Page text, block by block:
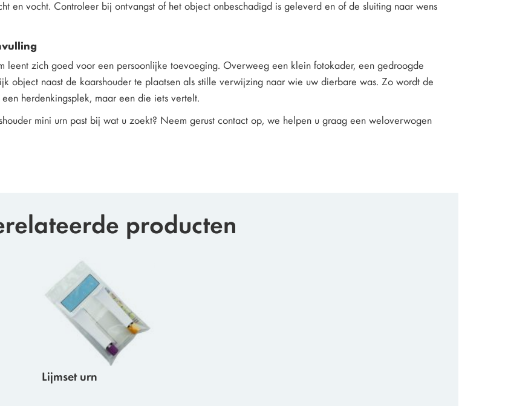
en vocht. Controleer bij ontvangst of het object onbeschadigd is geleverd en of de sluiting naar wens
leent zich goed voor een persoonlijke toevoeging. Overweeg een klein fotokader, een gedroogde
object naast de kaarshouder te plaatsen als stille verwijzing naar wie uw dierbare was. Zo wordt de
herdenkingsplek, maar een die iets vertelt.
mini urn past bij wat u zoekt? Neem gerust contact op, we helpen u graag een weloverwogen
producten
Lijmset urn